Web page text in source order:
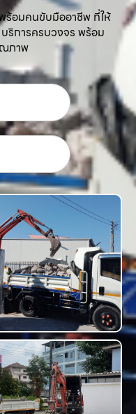
พร้อมคนขับมืออาชีพ ที่ให้
ริการครบวงจร พร้อม
ภาพ